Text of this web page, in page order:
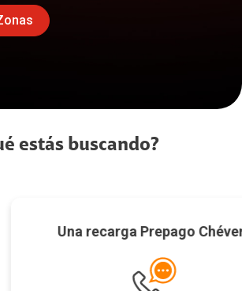
estás buscando?
Prepago Chévere